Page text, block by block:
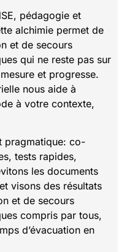
pédagogie et
alchimie permet de
et de secours
qui ne reste pas sur
et progresse.
nous aide à
à votre contexte,
pragmatique: co-
tests rapides,
les documents
visons des résultats
et de secours
compris par tous,
d’évacuation en